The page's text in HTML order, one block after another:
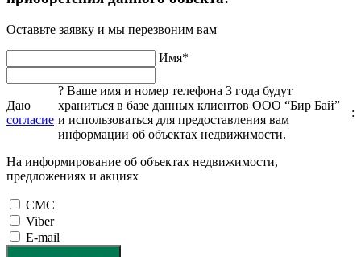
Оставьте заявку и мы перезвоним вам
Имя*
Даю
согласие
? Ваше имя и номер телефона 3 года будут
храниться в базе данных клиентов ООО “Бир Бай”
и использоваться для предоставления вам
информации об объектах недвижимости.
:
На информирование об объектах недвижимости,
предложениях и акциях
СМС
Viber
E-mail